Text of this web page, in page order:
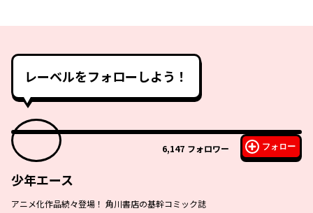
レーベルをフォローしよう！
6,147 フォロワー フォロー
少年エース
アニメ化作品続々登場！ 角川書店の基幹コミック誌